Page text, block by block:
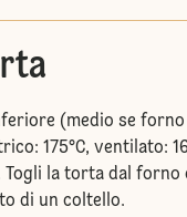
(medio se
175°C, ventilato:
la torta dal forno
di un coltello.